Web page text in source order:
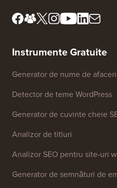
Cunoaște consiliul nostru
de revizuire
Presă & Resurse de brand
Instrumente Gratuite
Generator de nume de afaceri
Detector de teme WordPress